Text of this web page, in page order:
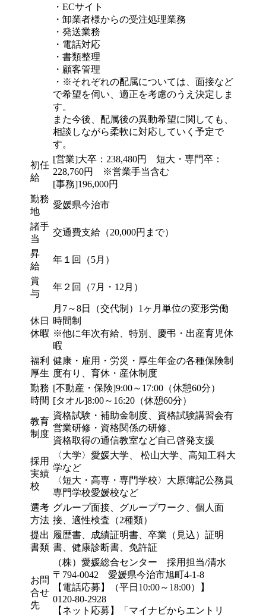
・ECサイト
・卸業者様からの受注処理業務
・発送業務
・電話対応
・書類整理
・顧客管理
・※それぞれの配属については、面接など
で希望を伺い、適正を考慮のうえ決定しま
す。
また今後、配属後の異動希望に関しても、
相談しながら柔軟に対応していく予定で
す。
初任
給
[営業]大卒：238,480円 短大・専門卒：
228,760円 ※営業手当含む
[事務]196,000円
勤務
地
愛媛県今治市
諸手
当
交通費支給（20,000円まで）
昇
給
年１回（5月）
賞
与
年２回（7月・12月）
休日
休暇
月7～8日（交代制）1ヶ月単位の変形労働
時間制
※他に年次有給、特別、慶弔・出産育児休
暇
福利
厚生
健康・雇用・労災・厚生年金の各種保険制
度有り、育休・産休制度
勤務
時間
[不動産・保険]9:00～17:00（休憩60分）
[タオル]8:00～16:20（休憩60分）
教育
制度
資格試験・補助金制度、資格試験講習会有
営業研修・資格関係の研修、
資格取得の通信教室など自己啓発支援
採用
実績
校
〈大学〉愛媛大学、 松山大学、高知工科大
学など
〈短大・高専・専門学校〉大原簿記公務員
専門学校愛媛校など
選考
方法
グループ面接、グループワーク、個人面
接、適性検査（2種類）
提出
書類
履歴書、成績証明書、卒業（見込）証明
書、健康診断書、免許証
お問
合せ
先
（株）愛媛総合センター 採用担当/清水
〒794-0042 愛媛県今治市旭町4-1-8
【電話応募】（平日10:00～18:00）】
0120-80-2928
【ネット応募】「マイナビからエントリ